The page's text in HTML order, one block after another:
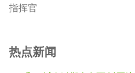
指挥官
热点新闻